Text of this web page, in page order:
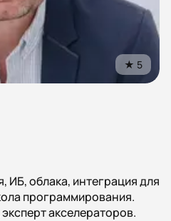
★ 5
ИБ, облака, интеграция для
программирования.
акселераторов.